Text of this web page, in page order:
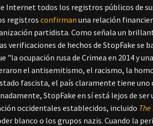
Internet todos los registros públicos de
registrosconfirman una relación
partidista. Como señala un
verificaciones de hechos de StopFake se
"la ocupación rusa de Crimea en 2014 y
el antisemitismo, el racismo, la
fascista, el país claramente tiene
StopFake en sí está lejos de
occidentales establecidos, incluido
blanco o los grupos nazis. Cuando la